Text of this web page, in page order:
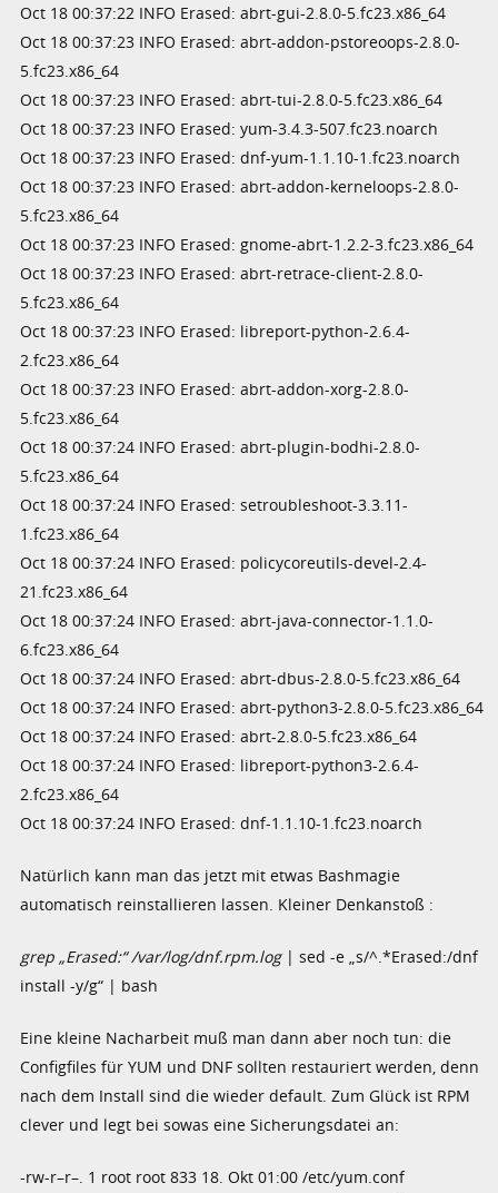
Oct 18 00:37:22 INFO Erased: abrt-gui-2.8.0-5.fc23.x86_64
Oct 18 00:37:23 INFO Erased: abrt-addon-pstoreoops-2.8.0-
5.fc23.x86_64
Oct 18 00:37:23 INFO Erased: abrt-tui-2.8.0-5.fc23.x86_64
Oct 18 00:37:23 INFO Erased: yum-3.4.3-507.fc23.noarch
Oct 18 00:37:23 INFO Erased: dnf-yum-1.1.10-1.fc23.noarch
Oct 18 00:37:23 INFO Erased: abrt-addon-kerneloops-2.8.0-
5.fc23.x86_64
Oct 18 00:37:23 INFO Erased: gnome-abrt-1.2.2-3.fc23.x86_64
Oct 18 00:37:23 INFO Erased: abrt-retrace-client-2.8.0-
5.fc23.x86_64
Oct 18 00:37:23 INFO Erased: libreport-python-2.6.4-
2.fc23.x86_64
Oct 18 00:37:23 INFO Erased: abrt-addon-xorg-2.8.0-
5.fc23.x86_64
Oct 18 00:37:24 INFO Erased: abrt-plugin-bodhi-2.8.0-
5.fc23.x86_64
Oct 18 00:37:24 INFO Erased: setroubleshoot-3.3.11-
1.fc23.x86_64
Oct 18 00:37:24 INFO Erased: policycoreutils-devel-2.4-
21.fc23.x86_64
Oct 18 00:37:24 INFO Erased: abrt-java-connector-1.1.0-
6.fc23.x86_64
Oct 18 00:37:24 INFO Erased: abrt-dbus-2.8.0-5.fc23.x86_64
Oct 18 00:37:24 INFO Erased: abrt-python3-2.8.0-5.fc23.x86_64
Oct 18 00:37:24 INFO Erased: abrt-2.8.0-5.fc23.x86_64
Oct 18 00:37:24 INFO Erased: libreport-python3-2.6.4-
2.fc23.x86_64
Oct 18 00:37:24 INFO Erased: dnf-1.1.10-1.fc23.noarch
Natürlich kann man das jetzt mit etwas Bashmagie
automatisch reinstallieren lassen. Kleiner Denkanstoß :
grep „Erased:“ /var/log/dnf.rpm.log| sed -e „s/^.*Erased:/dnf
install -y/g“ | bash
Eine kleine Nacharbeit muß man dann aber noch tun: die
Configfiles für YUM und DNF sollten restauriert werden, denn
nach dem Install sind die wieder default. Zum Glück ist RPM
clever und legt bei sowas eine Sicherungsdatei an:
-rw-r–r–. 1 root root 833 18. Okt 01:00 /etc/yum.conf